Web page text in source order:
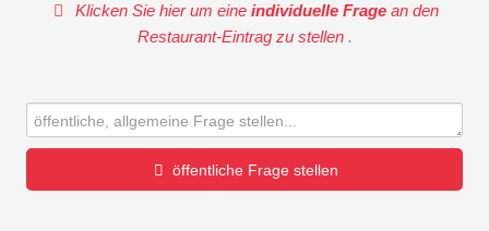
Klicken Sie hier um eineindividuelle Frage an den
Restaurant-Eintrag zu stellen .
öffentliche Frage stellen